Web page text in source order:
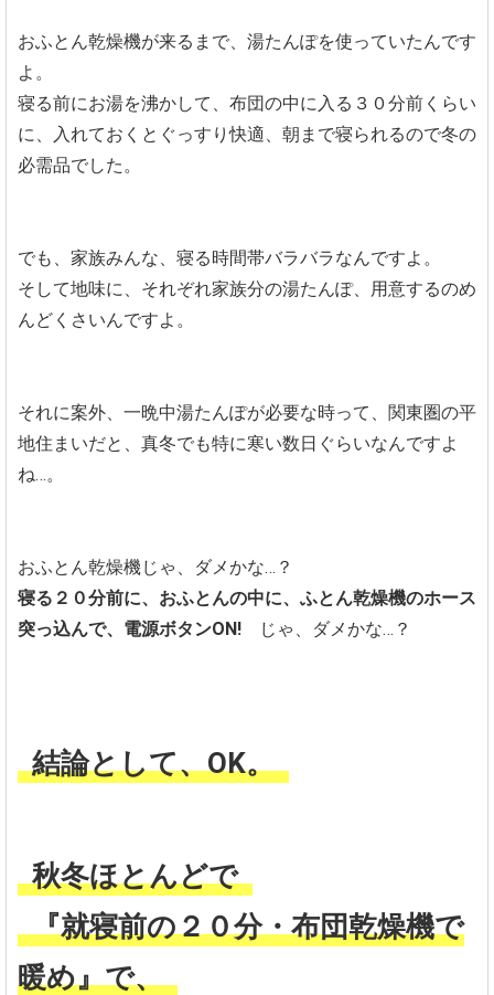
おふとん乾燥機が来るまで、湯たんぽを使っていたんです
よ。
寝る前にお湯を沸かして、布団の中に入る３０分前くらい
に、入れておくとぐっすり快適、朝まで寝られるので冬の
必需品でした。
でも、家族みんな、寝る時間帯バラバラなんですよ。
そして地味に、それぞれ家族分の湯たんぽ、用意するのめ
んどくさいんですよ。
それに案外、一晩中湯たんぽが必要な時って、関東圏の平
地住まいだと、真冬でも特に寒い数日ぐらいなんですよ
ね…。
おふとん乾燥機じゃ、ダメかな…？
寝る２０分前に、おふとんの中に、ふとん乾燥機のホース
突っ込んで、電源ボタンON!
じゃ、ダメかな…？
結論として、OK。
秋冬ほとんどで
『就寝前の２０分・布団乾燥機で
暖め』で、